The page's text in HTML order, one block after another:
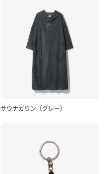
サウナガウン（グレー）